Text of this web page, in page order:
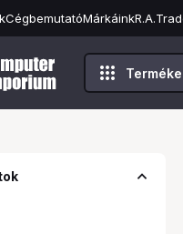
CégbemutatóMárkáink
apps
expand_less